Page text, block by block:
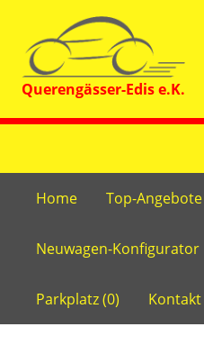
Home Top-Angebote
Neuwagen-Konfigurator
Parkplatz (0) Kontakt